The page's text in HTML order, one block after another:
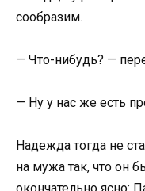
сообразим.
— Что-нибудь? —
— Ну у нас же есть
Надежда тогда не
на мужа так, что он